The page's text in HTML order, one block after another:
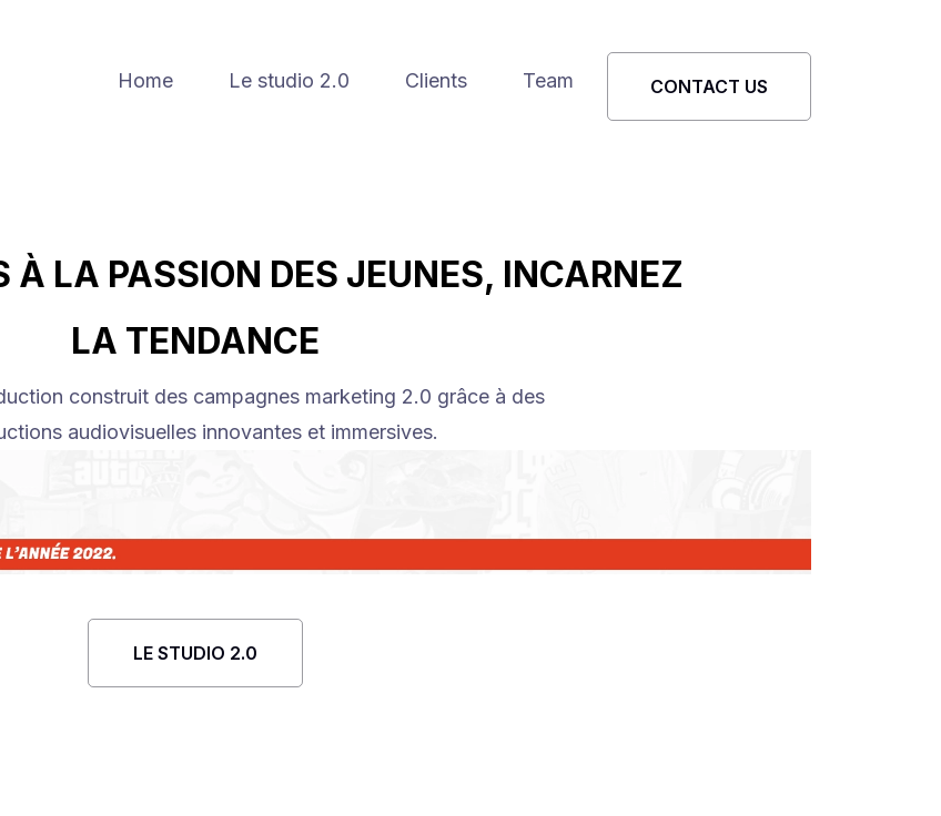
Home Le studio 2.0 Clients Team CONTACT US
À LA PASSION DES JEUNES, INCARNEZ
LA TENDANCE
construit des campagnes marketing 2.0 grâce à des
audiovisuelles innovantes et immersives.
LE STUDIO 2.0